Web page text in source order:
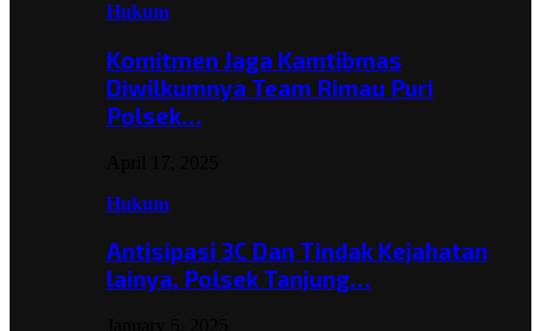
Hukum
Komitmen Jaga Kamtibmas
Diwilkumnya Team Rimau Puri
Polsek…
Hukum
Antisipasi 3C Dan Tindak Kejahatan
lainya, Polsek Tanjung…